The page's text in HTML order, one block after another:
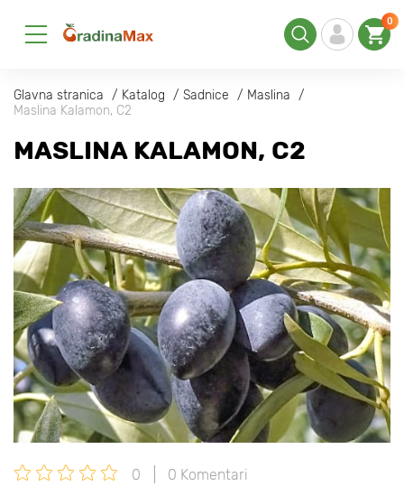
0
Glavna stranica Katalog Sadnice
Maslina
Maslina Kalamon, C2
MASLINA KALAMON, C2
0 0 Komentari